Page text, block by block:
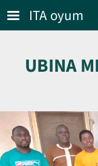
Skip to main content
ITA oyum
UBINA